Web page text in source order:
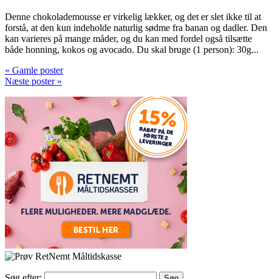
Denne chokolademousse er virkelig lækker, og det er slet ikke til at
forstå, at den kun indeholde naturlig sødme fra banan og dadler. Den
kan varieres på mange måder, og du kan med fordel også tilsætte
både honning, kokos og avocado. Du skal bruge (1 person): 30g...
« Gamle poster
Næste poster »